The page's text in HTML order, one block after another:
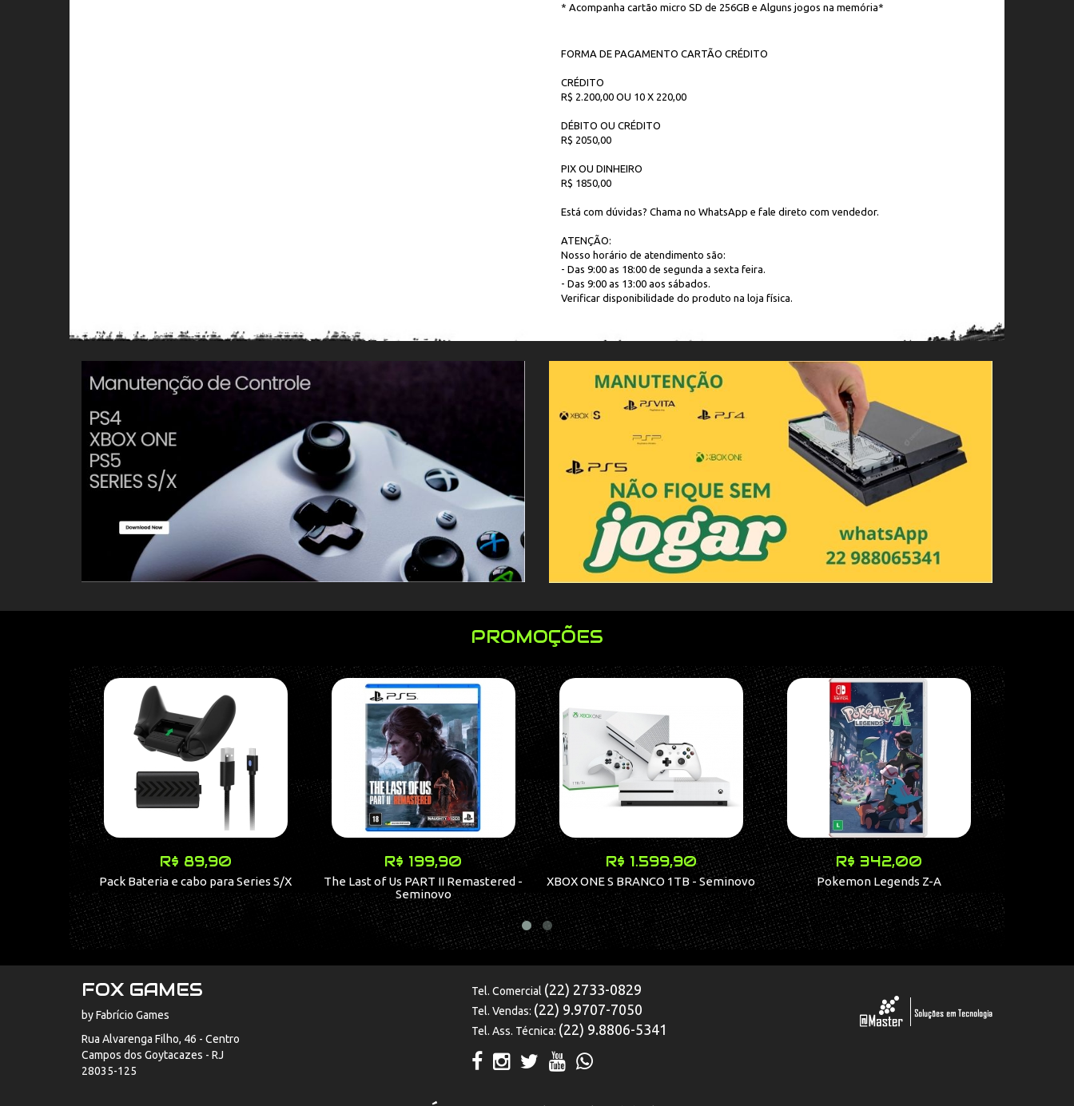
* Acompanha cartão micro SD de 256GB e Alguns jogos na memória*
FORMA DE PAGAMENTO CARTÃO CRÉDITO
CRÉDITO
R$ 2.200,00 OU 10 X 220,00
DÉBITO OU CRÉDITO
R$ 2050,00
PIX OU DINHEIRO
R$ 1850,00
Está com dúvidas? Chama no WhatsApp e fale direto com vendedor.
ATENÇÃO:
Nosso horário de atendimento são:
- Das 9:00 as 18:00 de segunda a sexta feira.
- Das 9:00 as 13:00 aos sábados.
Verificar disponibilidade do produto na loja física.
PROMOÇÕES
R$ 89,90
Pack Bateria e cabo para Series S/X
R$ 199,90
The Last of Us PART II Remastered -
Seminovo
R$ 1.599,90
XBOX ONE S BRANCO 1TB - Seminovo
R$ 342,00
Pokemon Legends Z-A
FOX GAMES
by Fabrício Games
Rua Alvarenga Filho, 46 - Centro
Campos dos Goytacazes - RJ
28035-125
Tel. Comercial (22) 2733-0829
Tel. Vendas: (22) 9.9707-7050
Tel. Ass. Técnica: (22) 9.8806-5341